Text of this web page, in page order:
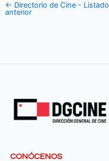
← Directorio de Cine - Listado
anterior
CONÓCENOS